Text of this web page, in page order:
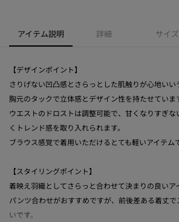
アイテム説明 詳細 サイズ
【デザインポイント】
さりげない凹凸感とさらっとした肌触りが心地いい
胸元のタックで立体感とデザイン性を持たせていま
ウエストのドロストは調整可能で、甘くなりすぎな
くトレンド感を取り入れられます。
ブラウス感覚で着用いただけるとても軽いアイテムで
【スタイリングポイント】
着映え羽織としてさらっと合わせて決まりの良いア
パンツ合わせがおすすめですが、前後差ある着丈
いです。